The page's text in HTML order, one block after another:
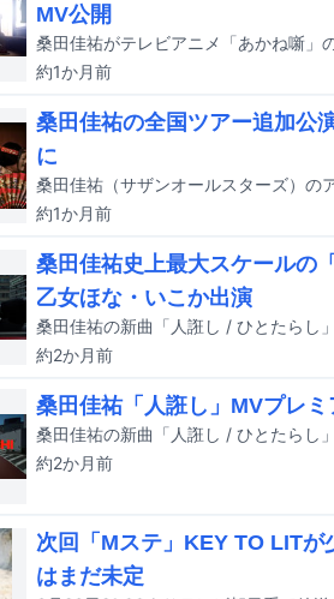
MV公開
約1か月前
桑田佳祐の全国ツアー追加公
に
約1か月前
桑田佳祐史上最大スケールの
乙女ほな・いこか出演
桑田佳祐の新曲「人誑し / ひとたらし
約2か月前
桑田佳祐「人誑し」MVプレ
約2か月前
次回「Mステ」KEY TO LIT
はまだ未定